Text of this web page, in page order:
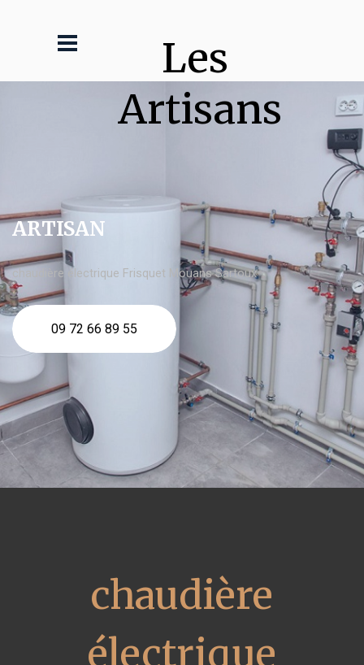
Les
Artisans
ARTISAN
chaudière électrique Frisquet Mouans Sartoux
09 72 66 89 55
chaudière
électrique